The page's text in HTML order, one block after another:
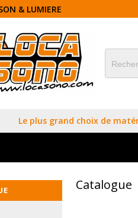
& LUMIERE
Le plus grand choix de
Catalogue